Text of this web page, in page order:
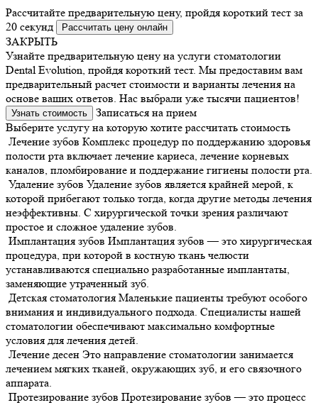
Рассчитайте предварительную цену, пройдя короткий тест за
20 секунд
Рассчитать цену онлайн
ЗАКРЫТЬ
Узнайте предварительную цену на услуги стоматологии
Dental Evolution, пройдя короткий тест. Мы предоставим вам
предварительный расчет стоимости и варианты лечения на
основе ваших ответов. Нас выбрали уже тысячи пациентов!
Узнать стоимость
Записаться на прием
Выберите услугу на которую хотите рассчитать стоимость
Лечение зубов Комплекс процедур по поддержанию здоровья
полости рта включает лечение кариеса, лечение корневых
каналов, пломбирование и поддержание гигиены полости рта.
Удаление зубов Удаление зубов является крайней мерой, к
которой прибегают только тогда, когда другие методы лечения
неэффективны. С хирургической точки зрения различают
простое и сложное удаление зубов.
Имплантация зубов Имплантация зубов — это хирургическая
процедура, при которой в костную ткань челюсти
устанавливаются специально разработанные имплантаты,
заменяющие утраченный зуб.
Детская стоматология Маленькие пациенты требуют особого
внимания и индивидуального подхода. Специалисты нашей
стоматологии обеспечивают максимально комфортные
условия для лечения детей.
Лечение десен Это направление стоматологии занимается
лечением мягких тканей, окружающих зуб, и его связочного
аппарата.
Протезирование зубов Протезирование зубов — это процесс